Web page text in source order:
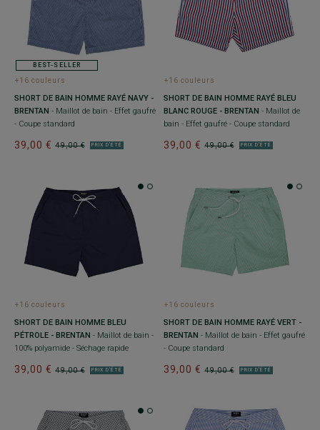
BEST-SELLER
+16 couleurs
SHORT DE BAIN HOMME RAYÉ NAVY -
BRENTAN - Maillot de bain - Effet gaufré
- Coupe standard
49,00 €
39,00 € PRIX D'ÉTÉ
+16 couleurs
SHORT DE BAIN HOMME RAYÉ BLEU
BLANC ROUGE - BRENTAN - Maillot de
bain - Effet gaufré - Coupe standard
49,00 €
39,00 € PRIX D'ÉTÉ
+16 couleurs
SHORT DE BAIN HOMME BLEU
PÉTROLE - BRENTAN - Maillot de bain -
100% polyamide - Séchage rapide
49,00 €
39,00 € PRIX D'ÉTÉ
+16 couleurs
SHORT DE BAIN HOMME RAYÉ VERT -
BRENTAN - Maillot de bain - Effet gaufré
- Coupe standard
49,00 €
39,00 € PRIX D'ÉTÉ